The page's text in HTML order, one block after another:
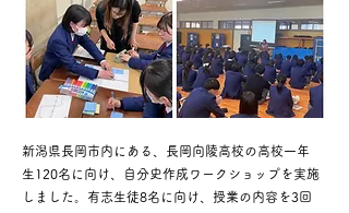
新潟県長岡市内にある、長岡向陵高校の高校一年
生120名に向け、自分史作成ワークショップを実施
しました。有志生徒8名に向け、授業の内容を3回